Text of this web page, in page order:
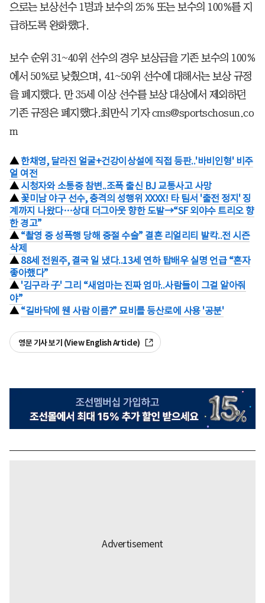
으로는 보상선수 1명과 보수의 25% 또는 보수의 100%를 지
급하도록 완화했다.
보수 순위 31~40위 선수의 경우 보상금을 기존 보수의 100%
에서 50%로 낮췄으며, 41~50위 선수에 대해서는 보상 규정
을 폐지했다. 만 35세 이상 선수를 보상 대상에서 제외하던
기존 규정은 폐지했다.최만식 기자 cms@sportschosun.co
m
▲한채영, 달라진 얼굴+건강이상설에 직접 등판..'바비인형' 비주
얼 여전
▲ 시청자와 소통중 참변..조폭 출신 BJ 교통사고 사망
▲ 꽃미남 야구 선수, 충격의 성행위 XXXX! 타 팀서 '출전 정지' 징
계까지 나왔다…상대 더그아웃 향한 도발→“SF 외야수 트리오 향
한 경고”
▲ “촬영 중 성폭행 당해 중절 수술” 결혼 리얼리티 발칵..전 시즌
삭제
▲ 88세 전원주, 결국 일 냈다..13세 연하 탑배우 실명 언급 “혼자
좋아했다”
▲ '김구라 子' 그리 “새엄마는 진짜 엄마..사람들이 그걸 알아줘
야”
▲ “길바닥에 웬 사람 이름?” 묘비를 등산로에 사용 '공분'
영문 기사 보기 (View English Article)